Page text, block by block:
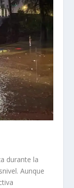
durante la
Aunque